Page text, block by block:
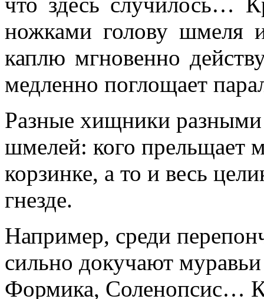
ножками голову шмеля
каплю мгновенно
медленно поглощает
Разные хищники разными
шмелей: кого прельщает
корзинке, а то и весь
гнезде.
Например, среди
сильно докучают
Формика, Соленопсис…